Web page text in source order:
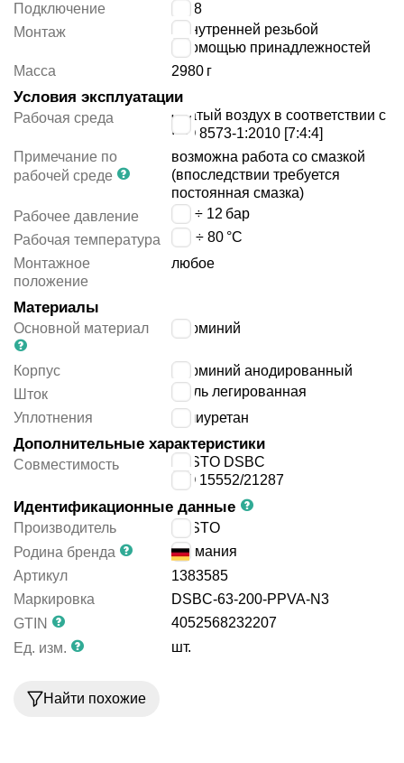
Подключение
G3/8
Монтаж
с внутренней резьбой
с помощью принадлежностей
Масса
2980 г
Условия эксплуатации
Рабочая среда
сжатый воздух в соответствии с
ISO 8573-1:2010 [7:4:4]
Примечание по
рабочей среде
возможна работа со смазкой
(впоследствии требуется
постоянная смазка)
Рабочее давление
0.4 ÷ 12 бар
Рабочая температура
-20 ÷ 80 °C
Монтажное
положение
любое
Материалы
Основной материал алюминий
Корпус
алюминий анодированный
Шток
сталь легированная
Уплотнения
полиуретан
Дополнительные характеристики
Совместимость
FESTO DSBC
ISO 15552/21287
Идентификационные данные
Производитель
FESTO
Родина бренда
Германия
Артикул
1383585
Маркировка
DSBC-63-200-PPVA-N3
GTIN
4052568232207
Ед. изм.
шт.
Найти похожие